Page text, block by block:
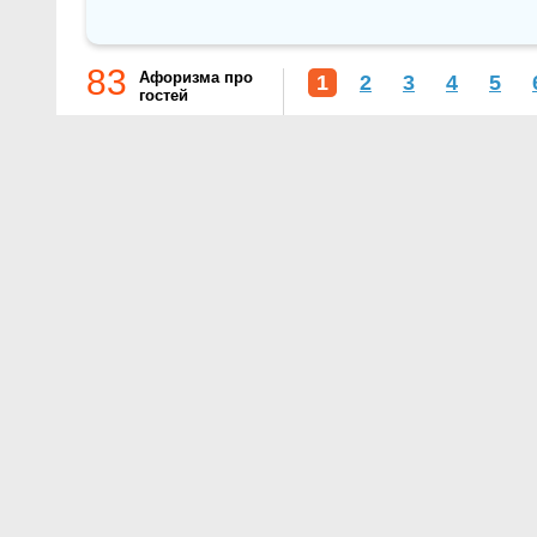
83
Афоризма про
гостей
1 2 3 4 5